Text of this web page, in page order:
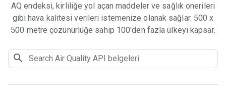
AQ endeksi, kirliliğe yol açan maddeler ve sağlık önerileri
gibi hava kalitesi verileri istemenize olanak sağlar. 500 x
500 metre çözünürlüğe sahip 100'den fazla ülkeyi kapsar.